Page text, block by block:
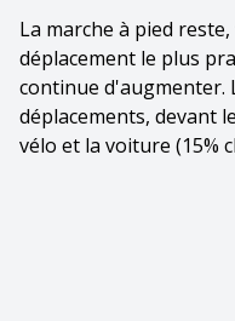
La marche à pied
déplacement le plus
continue d'augmenter.
déplacements, devant
vélo et la voiture (15%